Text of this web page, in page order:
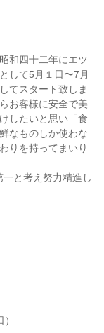
和四十二年にエツ
して5月１日〜7月
てスタート致しま
お客様に安全で美
したいと思い「食
なものしか使わな
りを持ってまいり
と考え努力精進し